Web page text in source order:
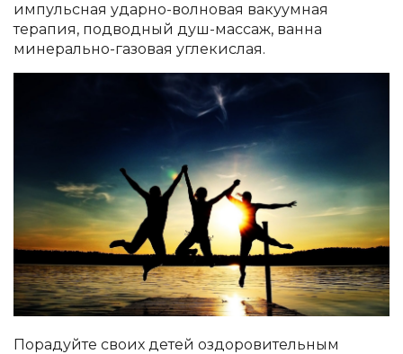
импульсная ударно-волновая вакуумная
терапия, подводный душ-массаж, ванна
минерально-газовая углекислая.
Порадуйте своих детей оздоровительным